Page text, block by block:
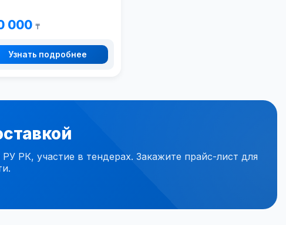
000₸
Узнать подробнее
РК, участие в тендерах. Закажите прайс-лист для